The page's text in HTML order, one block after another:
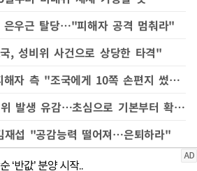
은우근 탈당…"피해자 공격 멈춰라"
, 성비위 사건으로 상당한 타격"
조국혁신당 성추행 피해자 측 "조국에게 10쪽 손편지 썼으나 답장 못 받아"
與 "조국혁신당 성비위 발생 유감…초심으로 기본부터 확립해야"
섭 "공감능력 떨어져…은퇴하라"